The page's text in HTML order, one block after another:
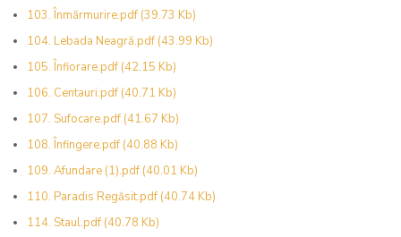
103. Înmărmurire.pdf (39.73 Kb)
104. Lebada Neagră.pdf (43.99 Kb)
105. Înfiorare.pdf (42.15 Kb)
106. Centauri.pdf (40.71 Kb)
107. Sufocare.pdf (41.67 Kb)
108. Înfingere.pdf (40.88 Kb)
109. Afundare (1).pdf (40.01 Kb)
110. Paradis Regăsit.pdf (40.74 Kb)
114. Staul.pdf (40.78 Kb)